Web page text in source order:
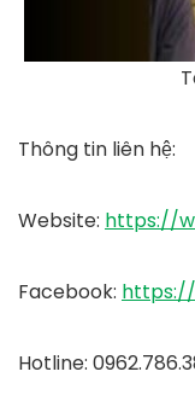
Thông tin liên hệ:
Website: https://
Facebook:
Hotline: